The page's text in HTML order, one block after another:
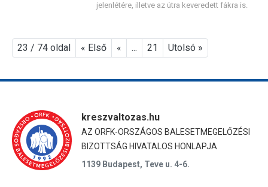
jelenlétére, illetve az útra keveredett fákra is.
23 / 74 oldal « Első « ... 21 Utolsó »
kreszvaltozas.hu
AZ ORFK-ORSZÁGOS BALESETMEGELŐZÉSI
BIZOTTSÁG HIVATALOS HONLAPJA
1139 Budapest, Teve u. 4-6.